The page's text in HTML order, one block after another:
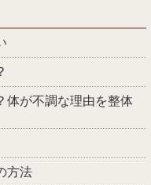
体が不調な理由を整体
方法